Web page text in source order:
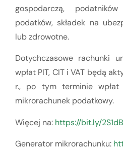
gospodarczą,
podatków, składek na
lub zdrowotne.
Dotychczasowe rachunki
wpłat PIT, CIT i VAT będą
r., po tym terminie wpłat
mikrorachunek podatkowy.
Więcej na: https://bit.ly/
Generator mikrorachunku: